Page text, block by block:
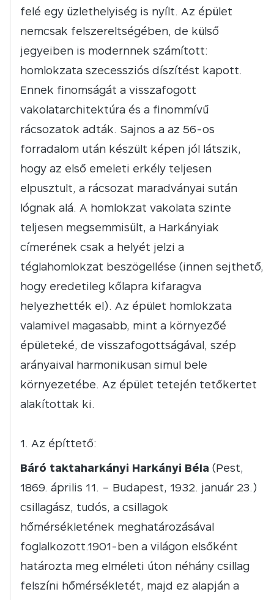
felé egy üzlethelyiség is nyílt. Az épület
nemcsak felszereltségében, de külső
jegyeiben is modernnek számított:
homlokzata szecessziós díszítést kapott.
Ennek finomságát a visszafogott
vakolatarchitektúra és a finommívű
rácsozatok adták. Sajnos a az 56-os
forradalom után készült képen jól látszik,
hogy az első emeleti erkély teljesen
elpusztult, a rácsozat maradványai sután
lógnak alá. A homlokzat vakolata szinte
teljesen megsemmisült, a Harkányiak
címerének csak a helyét jelzi a
téglahomlokzat beszögellése (innen sejthető,
hogy eredetileg kőlapra kifaragva
helyezhették el). Az épület homlokzata
valamivel magasabb, mint a környezőé
épületeké, de visszafogottságával, szép
arányaival harmonikusan simul bele
környezetébe. Az épület tetején tetőkertet
alakítottak ki.
Az építtető:
Báró taktaharkányi Harkányi Béla (Pest,
1869. április 11. – Budapest, 1932. január 23.)
csillagász, tudós, a csillagok
hőmérsékletének meghatározásával
foglalkozott.1901-ben a világon elsőként
határozta meg elméleti úton néhány csillag
felszíni hőmérsékletét, majd ez alapján a